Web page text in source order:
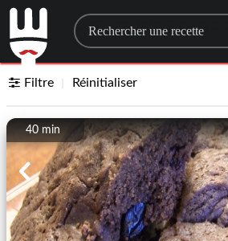
Search for a recipe
Filtre Réinitialiser
40 min